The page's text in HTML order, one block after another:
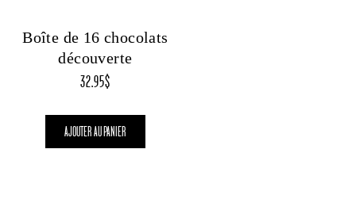
Boîte de 16 chocolats
découverte
32.95$
AJOUTER AU PANIER